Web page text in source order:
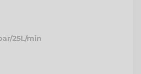
25L/min